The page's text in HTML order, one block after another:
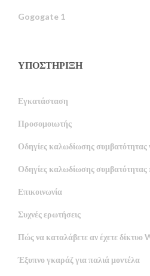
Gogogate 1
ΥΠΟΣΤΉΡΙΞΗ
Εγκατάσταση
Προσομοιωτής
Οδηγίες καλωδίωσης συμβατότητας
Οδηγίες καλωδίωσης συμβατότητας
Επικοινωνία
Συχνές ερωτήσεις
Πώς να καταλάβετε αν έχετε
Έξυπνο γκαράζ για παλιά μοντέλα